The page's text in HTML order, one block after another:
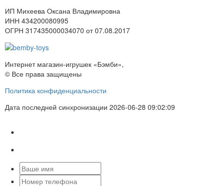
ИП Михеева Оксана Владимировна
ИНН 434200080995
ОГРН 317435000034070 от 07.08.2017
Интернет магазин-игрушек «Бэмби»,
© Все права защищены
Политика конфиденциальности
Дата последней синхронизации 2026-06-28 09:02:09